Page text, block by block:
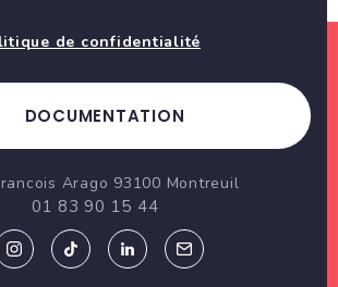
de confidentialité
DOCUMENTATION
Arago 93100 Montreuil
01 83 90 15 44